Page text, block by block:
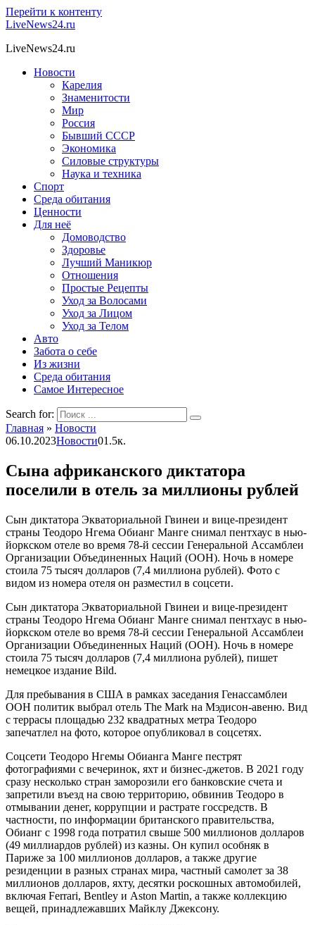
Перейти к контенту
LiveNews24.ru
LiveNews24.ru
Новости
Карелия
Знаменитости
Мир
Россия
Бывший СССР
Экономика
Силовые структуры
Наука и техника
Спорт
Среда обитания
Ценности
Для неё
Домоводство
Здоровье
Лучший Маникюр
Отношения
Простые Рецепты
Уход за Волосами
Уход за Лицом
Уход за Телом
Авто
Забота о себе
Из жизни
Среда обитания
Самое Интересное
Search for:
Главная » Новости
06.10.2023Новости01.5к.
Сына африканского диктатора
поселили в отель за миллионы рублей
Сын диктатора Экваториальной Гвинеи и вице-президент
страны Теодоро Нгема Обианг Манге снимал пентхаус в нью-
йоркском отеле во время 78-й сессии Генеральной Ассамблеи
Организации Объединенных Наций (ООН). Ночь в номере
стоила 75 тысяч долларов (7,4 миллиона рублей). Фото с
видом из номера отеля он разместил в соцсети.
Сын диктатора Экваториальной Гвинеи и вице-президент
страны Теодоро Нгема Обианг Манге снимал пентхаус в нью-
йоркском отеле во время 78-й сессии Генеральной Ассамблеи
Организации Объединенных Наций (ООН). Ночь в номере
стоила 75 тысяч долларов (7,4 миллиона рублей), пишет
немецкое издание Bild.
Для пребывания в США в рамках заседания Генассамблеи
ООН политик выбрал отель The Mark на Мэдисон-авеню. Вид
с террасы площадью 232 квадратных метра Теодоро
запечатлел на фото, которое опубликовал в соцсетях.
Соцсети Теодоро Нгемы Обианга Манге пестрят
фотографиями с вечеринок, яхт и бизнес-джетов. В 2021 году
сразу несколько стран заморозили его банковские счета и
запретили въезд на свою территорию, обвинив Теодоро в
отмывании денег, коррупции и растрате госсредств. В
частности, по информации британского правительства,
Обианг с 1998 года потратил свыше 500 миллионов долларов
(49 миллиардов рублей) из казны. Он купил особняк в
Париже за 100 миллионов долларов, а также другие
резиденции в разных странах мира, частный самолет за 38
миллионов долларов, яхту, десятки роскошных автомобилей,
включая Ferrari, Bentley и Aston Martin, а также коллекцию
вещей, принадлежавших Майклу Джексону.